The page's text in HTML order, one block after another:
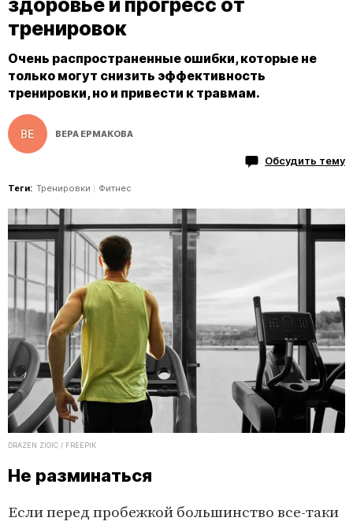
здоровье и прогресс от
тренировок
Очень распространенные ошибки, которые не
только могут снизить эффективность
тренировки, но и привести к травмам.
ВЕРА ЕРМАКОВА
Обсудить тему
Теги: Тренировки Фитнес
DRAZEN ZIGIC / FREEPIK
Не разминаться
Если перед пробежкой большинство все-таки